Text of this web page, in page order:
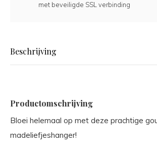
met beveiligde SSL verbinding
Beschrijving
Productomschrijving
Bloei helemaal op met deze prachtige
madeliefjeshanger!